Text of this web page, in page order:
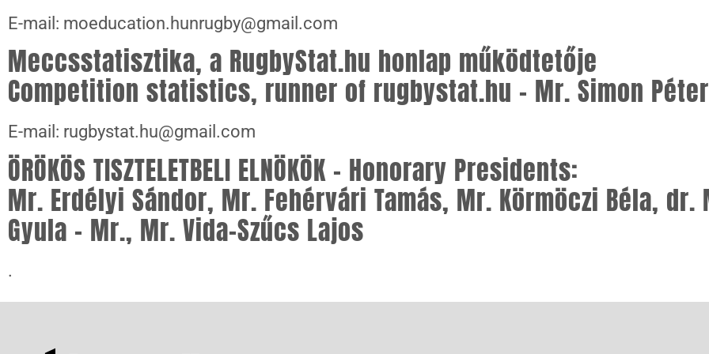
E-mail: moeducation.hunrugby@gmail.com
Meccsstatisztika, a RugbyStat.hu honlap működtetője
Competition statistics, runner of rugbystat.hu – Mr. Simon Péter
E-mail: rugbystat.hu@gmail.com
ÖRÖKÖS TISZTELETBELI ELNÖKÖK – Honorary Presidents:
Mr. Erdélyi Sándor, Mr. Fehérvári Tamás, Mr. Körmöczi Béla, dr.
Gyula – Mr., Mr. Vida-Szűcs Lajos
.